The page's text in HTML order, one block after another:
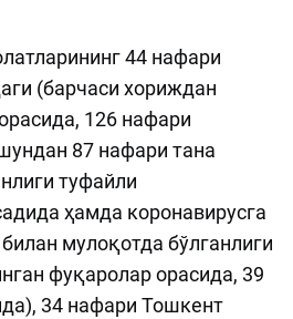
44 нафари
(барчаси хориждан
126 нафари
87 нафари тана
туфайли
ҳамда коронавирусга
мулоқотда бўлганлиги
фуқаролар орасида, 39
34 нафари Тошкент